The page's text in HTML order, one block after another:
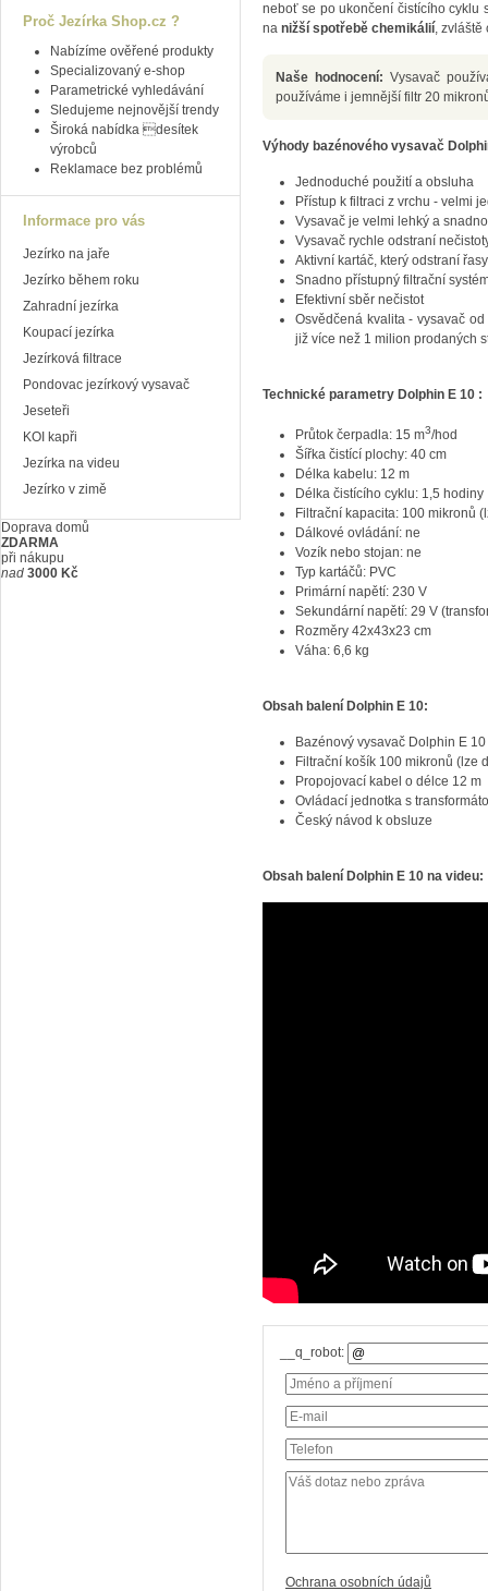
neboť se po ukončení čistícího cyklu
na nižší spotřebě chemikálií, zvláště
Naše hodnocení:Vysavač
používáme i jemnější filtr 20
Výhody bazénového vysavač
Jednoduché použití a obsluha
Přístup k filtraci z vrchu - velmi
Vysavač je velmi lehký a
Vysavač rychle odstraní
Aktivní kartáč, který odstraní
Snadno přístupný filtrační
Efektivní sběr nečistot
Osvědčená kvalita - vysavač
již více než 1 milion prodaných
Technické parametry Dolphin E 10 :
Průtok čerpadla: 15 m3/hod
Šířka čistící plochy: 40 cm
Délka kabelu: 12 m
Délka čistícího cyklu: 1,5 hodiny
Filtrační kapacita: 100 mikronů
Dálkové ovládání: ne
Vozík nebo stojan: ne
Typ kartáčů: PVC
Primární napětí: 230 V
Sekundární napětí: 29 V
Rozměry 42x43x23 cm
Váha: 6,6 kg
Obsah balení Dolphin E 10:
Bazénový vysavač Dolphin E 10
Filtrační košík 100 mikronů (lze
Propojovací kabel o délce 12 m
Ovládací jednotka s
Český návod k obsluze
Obsah balení Dolphin E 10 na videu:
__q_robot:
Ochrana osobních údajů
Proč Jezírka Shop.cz ?
Nabízíme ověřené produkty
Specializovaný e-shop
Parametrické vyhledávání
Sledujeme nejnovější trendy
Široká nabídka desítek
výrobců
Reklamace bez problémů
Informace pro vás
Jezírko na jaře
Jezírko během roku
Zahradní jezírka
Koupací jezírka
Jezírková filtrace
Pondovac jezírkový vysavač
Jeseteři
KOI kapři
Jezírka na videu
Jezírko v zimě
Doprava domů
ZDARMA
při nákupu
nad 3000 Kč